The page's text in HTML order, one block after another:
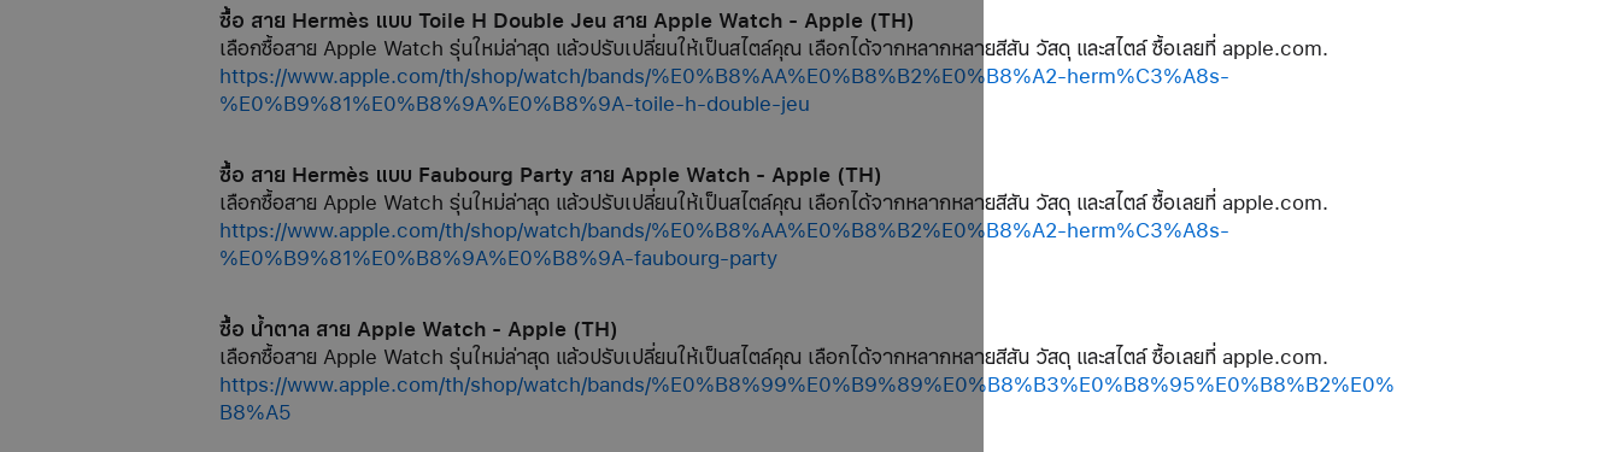
ซื้อ สาย Hermès แบบ Toile H Double Jeu สาย Apple Watch - Apple (TH)
เลือกซื้อสาย Apple Watch รุ่นใหม่ล่าสุด แล้วปรับเปลี่ยนให้เป็นสไตล์คุณ เลือกได้จากหลากหลายสีสัน วัสดุ และสไตล์ ซื้อเลยที่ apple.com.
https://www.apple.com/th/shop/watch/bands/%E0%B8%AA%E0%B8%B2%E0%B8%A2-herm%C3%A8s-
%E0%B9%81%E0%B8%9A%E0%B8%9A-toile-h-double-jeu
ซื้อ สาย Hermès แบบ Faubourg Party สาย Apple Watch - Apple (TH)
เลือกซื้อสาย Apple Watch รุ่นใหม่ล่าสุด แล้วปรับเปลี่ยนให้เป็นสไตล์คุณ เลือกได้จากหลากหลายสีสัน วัสดุ และสไตล์ ซื้อเลยที่ apple.com.
https://www.apple.com/th/shop/watch/bands/%E0%B8%AA%E0%B8%B2%E0%B8%A2-herm%C3%A8s-
%E0%B9%81%E0%B8%9A%E0%B8%9A-faubourg-party
ซื้อ น้ำตาล สาย Apple Watch - Apple (TH)
เลือกซื้อสาย Apple Watch รุ่นใหม่ล่าสุด แล้วปรับเปลี่ยนให้เป็นสไตล์คุณ เลือกได้จากหลากหลายสีสัน วัสดุ และสไตล์ ซื้อเลยที่ apple.com.
https://www.apple.com/th/shop/watch/bands/%E0%B8%99%E0%B9%89%E0%B8%B3%E0%B8%95%E0%B8%B2%E0%
B8%A5